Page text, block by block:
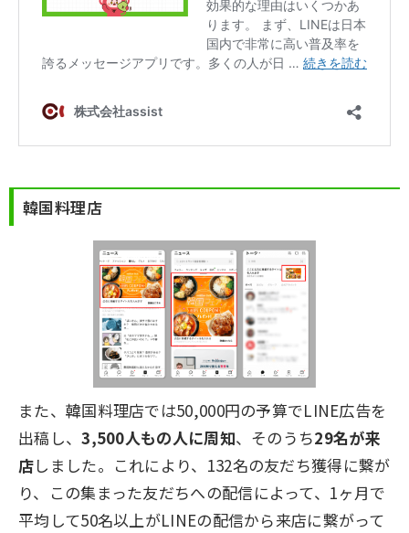
韓国料理店
また、韓国料理店では50,000円の予算でLINE広告を
出稿し、3,500人もの人に周知、そのうち29名が来
店しました。これにより、132名の友だち獲得に繋が
り、この集まった友だちへの配信によって、1ヶ月で
平均して50名以上がLINEの配信から来店に繋がって